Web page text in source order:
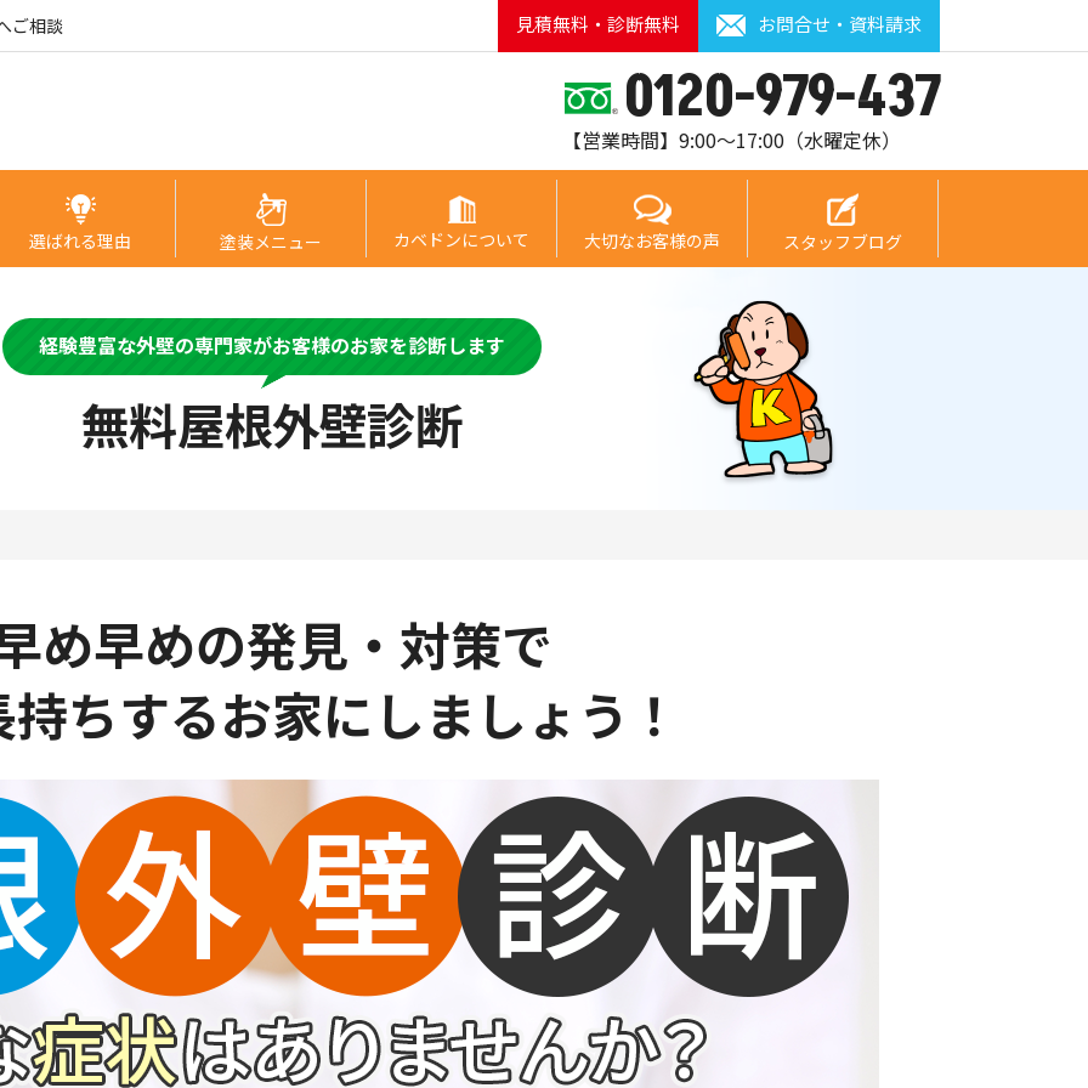
ご相談 見積無料・診断無料 お問合せ・資料請求
0120-979-437
【営業時間】9:00～17:00（水曜定休）
選ばれる理由 塗装メニュー カベドンについて 大切なお客様の声 スタッフブログ
無料屋根外壁診断
経験豊富な外壁の専門家がお客様のお家を診断します
め早めの発見・対策で
ちするお家にしましょう！